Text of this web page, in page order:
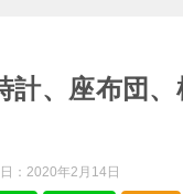
計、座布団
： 2020年2月14日